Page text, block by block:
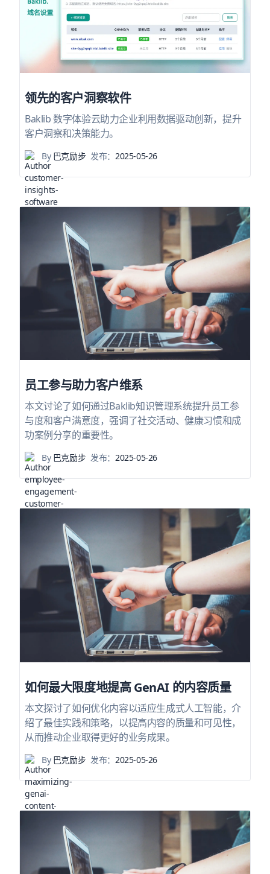
领先的客户洞察软件
Baklib 数字体验云助力企业利用数据驱动创新，提升
客户洞察和决策能力。
By巴克励步 发布： 2025-05-26
员工参与助力客户维系
本文讨论了如何通过Baklib知识管理系统提升员工参
与度和客户满意度，强调了社交活动、健康习惯和成
功案例分享的重要性。
By巴克励步 发布：2025-05-26
如何最大限度地提高 GenAI 的内容质量
本文探讨了如何优化内容以适应生成式人工智能，介
绍了最佳实践和策略，以提高内容的质量和可见性，
从而推动企业取得更好的业务成果。
By巴克励步 发布：2025-05-26